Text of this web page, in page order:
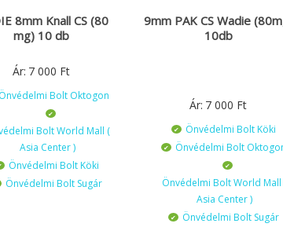
8mm Knall CS (80
mg) 10 db
Ár: 7 000 Ft
Önvédelmi Bolt Oktogon
Bolt World Mall (
Asia Center )
Önvédelmi Bolt Köki
Önvédelmi Bolt Sugár
9mm PAK CS Wadie
10db
Ár: 7 000 Ft
Önvédelmi Bolt Köki
Önvédelmi Bolt
Önvédelmi Bolt World Mall
Asia Center )
Önvédelmi Bolt Sugár